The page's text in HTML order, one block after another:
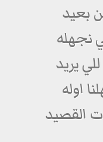
بعيد
نجهله
يريد
اوله
القصيد